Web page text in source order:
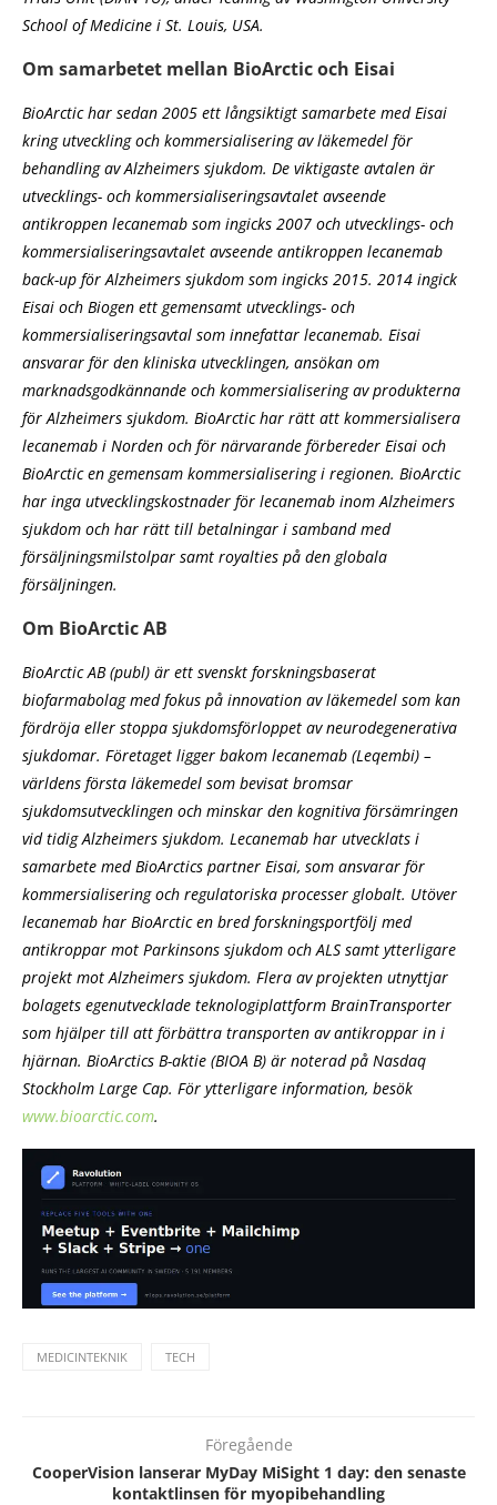
School of Medicine i St. Louis, USA.
Om samarbetet mellan BioArctic och Eisai
BioArctic har sedan 2005 ett långsiktigt samarbete med Eisai
kring utveckling och kommersialisering av läkemedel för
behandling av Alzheimers sjukdom. De viktigaste avtalen är
utvecklings- och kommersialiseringsavtalet avseende
antikroppen lecanemab som ingicks 2007 och utvecklings- och
kommersialiseringsavtalet avseende antikroppen lecanemab
back-up för Alzheimers sjukdom som ingicks 2015. 2014 ingick
Eisai och Biogen ett gemensamt utvecklings- och
kommersialiseringsavtal som innefattar lecanemab. Eisai
ansvarar för den kliniska utvecklingen, ansökan om
marknadsgodkännande och kommersialisering av produkterna
för Alzheimers sjukdom. BioArctic har rätt att kommersialisera
lecanemab i Norden och för närvarande förbereder Eisai och
BioArctic en gemensam kommersialisering i regionen. BioArctic
har inga utvecklingskostnader för lecanemab inom Alzheimers
sjukdom och har rätt till betalningar i samband med
försäljningsmilstolpar samt royalties på den globala
försäljningen.
Om BioArctic AB
BioArctic AB (publ) är ett svenskt forskningsbaserat
biofarmabolag med fokus på innovation av läkemedel som kan
fördröja eller stoppa sjukdomsförloppet av neurodegenerativa
sjukdomar. Företaget ligger bakom lecanemab (Leqembi) –
världens första läkemedel som bevisat bromsar
sjukdomsutvecklingen och minskar den kognitiva försämringen
vid tidig Alzheimers sjukdom. Lecanemab har utvecklats i
samarbete med BioArctics partner Eisai, som ansvarar för
kommersialisering och regulatoriska processer globalt. Utöver
lecanemab har BioArctic en bred forskningsportfölj med
antikroppar mot Parkinsons sjukdom och ALS samt ytterligare
projekt mot Alzheimers sjukdom. Flera av projekten utnyttjar
bolagets egenutvecklade teknologiplattform BrainTransporter
som hjälper till att förbättra transporten av antikroppar in i
hjärnan. BioArctics B-aktie (BIOA B) är noterad på Nasdaq
Stockholm Large Cap. För ytterligare information, besök
www.bioarctic.com.
MEDICINTEKNIK TECH
Föregående
CooperVision lanserar MyDay MiSight 1 day: den senaste
kontaktlinsen för myopibehandling